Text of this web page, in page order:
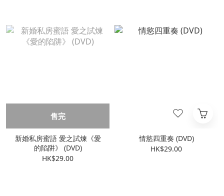
售完
新婚私房蜜語 愛之試煉《愛
的陷阱》 (DVD)
HK$29.00
情慾四重奏 (DVD)
HK$29.00